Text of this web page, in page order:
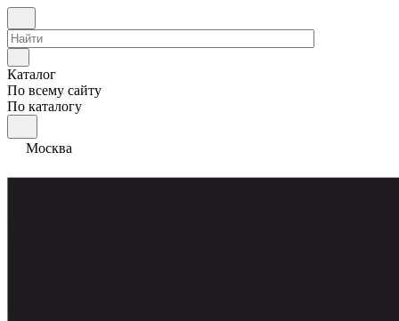
Каталог
По всему сайту
По каталогу
Москва